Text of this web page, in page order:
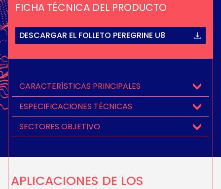
CARACTERÍSTICAS PRINCIPALES
ESPECIFICACIONES TÉCNICAS
SECTORES OBJETIVO
FICHA TÉCNICA DEL PRODUCTO
DESCARGAR EL FOLLETO PEREGRINE U8
APLICACIONES DE LOS